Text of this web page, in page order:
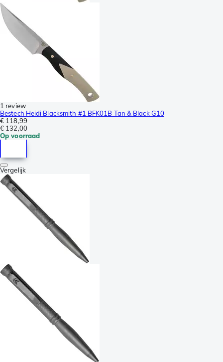
1 review
Bestech Heidi Blacksmith #1 BFK01B Tan & Black G10
€ 118,99
€ 132,00
Op voorraad
Vergelijk